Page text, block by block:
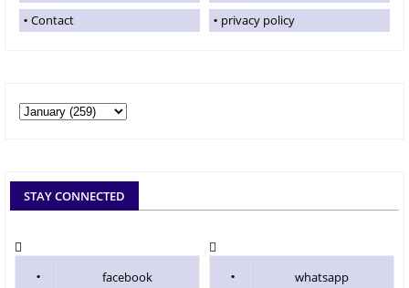
Contact
privacy policy
STAY CONNECTED
facebook whatsapp